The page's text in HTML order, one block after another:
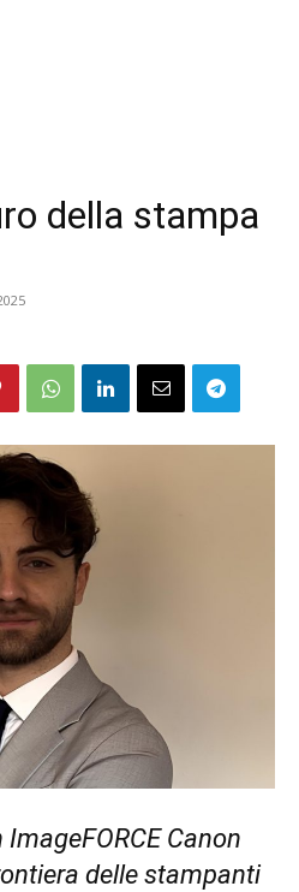
della stampa
ImageFORCE Canon
delle stampanti